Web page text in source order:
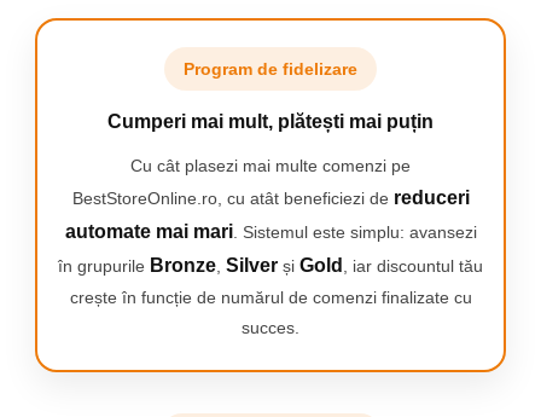
ras SmoothShave asigura un confort
(comparativ cu aparatele de tuns Braun
anterioare).
Program de fidelizare
Cumperi mai mult, plătești mai puțin
Cu cât plasezi mai multe comenzi pe
BestStoreOnline.ro, cu atât beneficiezi de reduceri
automate mai mari. Sistemul este simplu: avansezi
în grupurile Bronze Silver și Gold
, iar discountul tău
crește în funcție de numărul de comenzi finalizate cu
succes.